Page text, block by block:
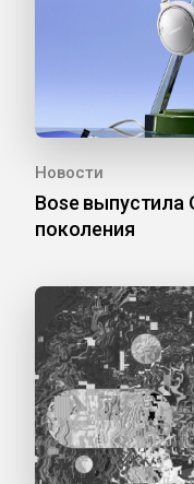
Новости
Bose выпустила
поколения